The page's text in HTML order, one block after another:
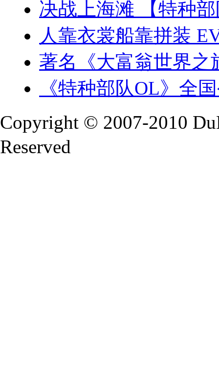
决战上海滩 【特种
人靠衣裳船靠拼装
著名《大富翁世界之
《特种部队OL》全
Copyright © 2007-2010
Reserved